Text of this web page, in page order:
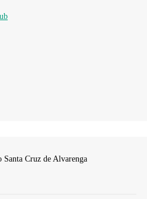
Santa Cruz de Alvarenga